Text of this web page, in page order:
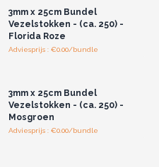
populair geschenk en
oliebranders. Bestel
3mm x 25cm Bundel
Vezelstokken - (ca. 250) -
Florida Roze
Adviesprijs : €0.00/bundle
3mm x 25cm Bundel
Vezelstokken - (ca. 250) -
Mosgroen
Adviesprijs : €0.00/bundle